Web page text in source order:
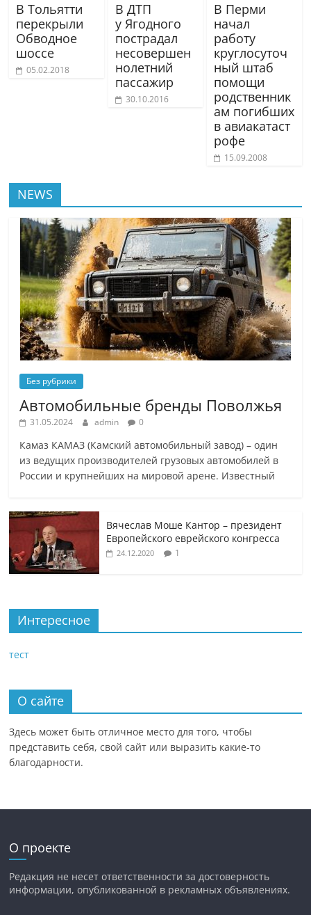
В Тольятти
перекрыли
Обводное
шоссе
05.02.2018
В ДТП
у Ягодного
пострадал
несовершен
нолетний
пассажир
30.10.2016
В Перми
начал
работу
круглосуточ
ный штаб
помощи
родственник
ам погибших
в авиакатаст
рофе
15.09.2008
NEWS
Без рубрики
Автомобильные бренды Поволжья
31.05.2024 admin 0
Камаз КАМАЗ (Камский автомобильный завод) – один
из ведущих производителей грузовых автомобилей в
России и крупнейших на мировой арене. Известный
Вячеслав Моше Кантор – президент
Европейского еврейского конгресса
24.12.2020 1
Интересное
тест
О сайте
Здесь может быть отличное место для того, чтобы
представить себя, свой сайт или выразить какие-то
благодарности.
О проекте
Редакция не несет ответственности за достоверность
информации, опубликованной в рекламных объявлениях.